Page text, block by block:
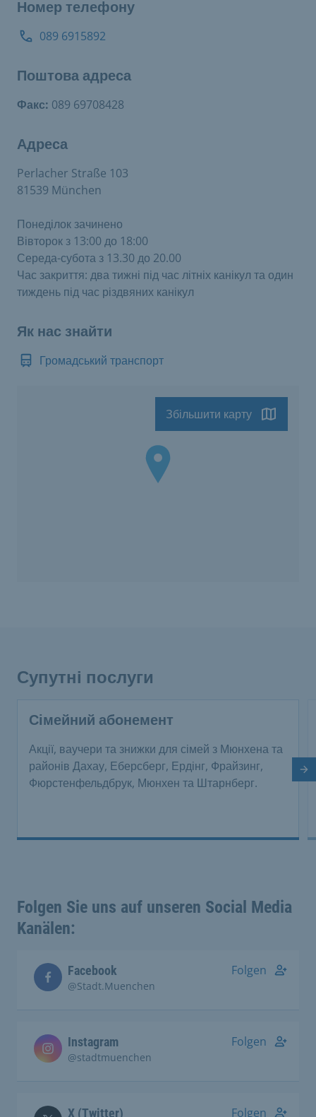
Номер телефону
089 6915892
Поштова адреса
Факс: 089 69708428
Адреса
Perlacher Straße 103
81539 München
Понеділок зачинено
Вівторок з 13:00 до 18:00
Середа-субота з 13.30 до 20.00
Час закриття: два тижні під час літніх канікул та один
тиждень під час різдвяних канікул
Як нас знайти
Громадський транспорт
Збільшити карту
Супутні послуги
Сімейний абонемент
Акції, ваучери та знижки для сімей з Мюнхена та
районів Дахау, Еберсберг, Ердінг, Фрайзинг,
Фюрстенфельдбрук, Мюнхен та Штарнберг.
Folgen Sie uns auf unseren Social Media
Kanälen:
Facebook
@Stadt.Muenchen
Folgen
Instagram
@stadtmuenchen
Folgen
X (Twitter) Folgen